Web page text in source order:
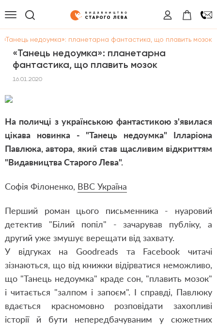
«Танець недоумка»: планетарна фантастика, що плавить мозок
«Танець недоумка»: планетарна
фантастика, що плавить мозок
16.01.2020
На поличці з українською фантастикою з'явилася
цікава новинка - "Танець недоумка" Ілларіона
Павлюка, автора, який став щасливим відкриттям
"Видавництва Старого Лева".
Софія Філоненко, BBC Україна
Перший роман цього письменника - нуаровий
детектив "Білий попіл" - зачарував публіку, а
другий уже змушує верещати від захвату.
У відгуках на Goodreads та Facebook читачі
зізнаються, що від книжки відірватися неможливо,
що "Танець недоумка" краде сон, "плавить мозок"
і читається "залпом і запоєм". І справді, Павлюку
вдається красномовно розповідати захопливі
історії й бути непередбачуваним у сюжетних